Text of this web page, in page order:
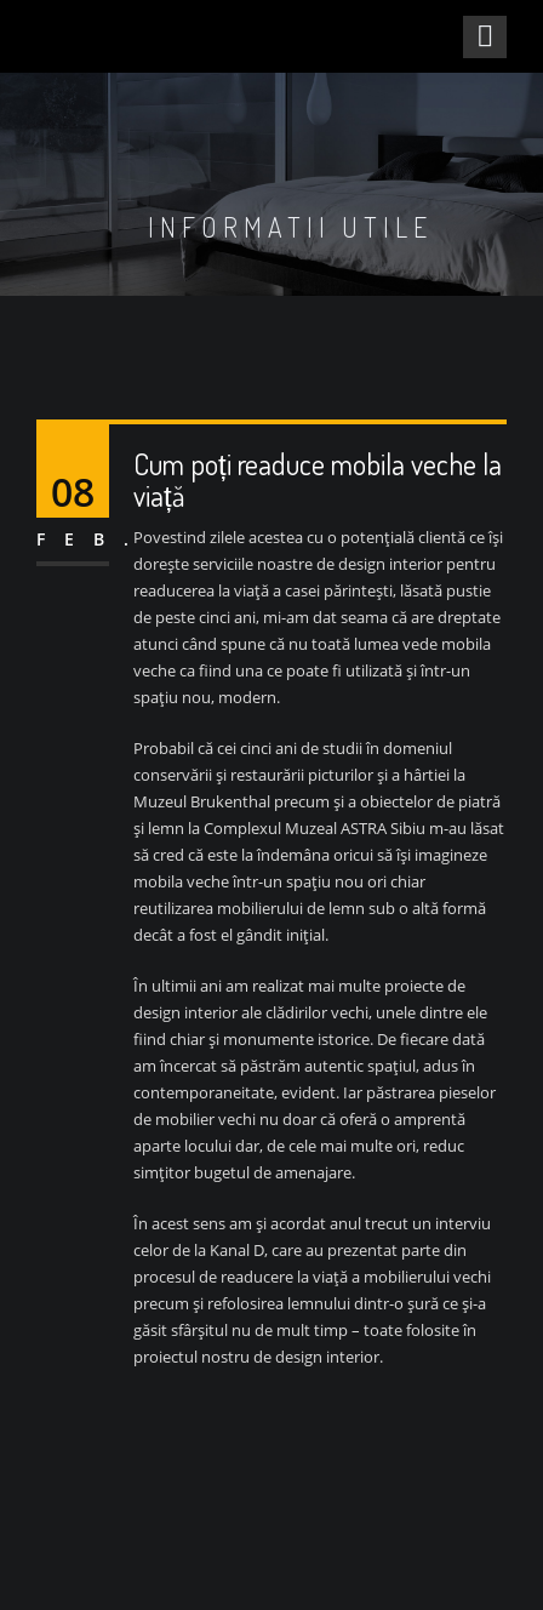
INFORMATII UTILE
08
FEB.
Cum poți readuce mobila veche la
viață
Povestind zilele acestea cu o potențială clientă ce își
dorește serviciile noastre de design interior pentru
readucerea la viață a casei părintești, lăsată pustie
de peste cinci ani, mi-am dat seama că are dreptate
atunci când spune că nu toată lumea vede mobila
veche ca fiind una ce poate fi utilizată și într-un
spațiu nou, modern.
Probabil că cei cinci ani de studii în domeniul
conservării și restaurării picturilor și a hârtiei la
Muzeul Brukenthal precum și a obiectelor de piatră
și lemn la Complexul Muzeal ASTRA Sibiu m-au lăsat
să cred că este la îndemâna oricui să își imagineze
mobila veche într-un spațiu nou ori chiar
reutilizarea mobilierului de lemn sub o altă formă
decât a fost el gândit inițial.
În ultimii ani am realizat mai multe proiecte de
design interior ale clădirilor vechi, unele dintre ele
fiind chiar și monumente istorice. De fiecare dată
am încercat să păstrăm autentic spațiul, adus în
contemporaneitate, evident. Iar păstrarea pieselor
de mobilier vechi nu doar că oferă o amprentă
aparte locului dar, de cele mai multe ori, reduc
simțitor bugetul de amenajare.
În acest sens am și acordat anul trecut un interviu
celor de la Kanal D, care au prezentat parte din
procesul de readucere la viață a mobilierului vechi
precum și refolosirea lemnului dintr-o șură ce și-a
găsit sfârșitul nu de mult timp – toate folosite în
proiectul nostru de design interior.